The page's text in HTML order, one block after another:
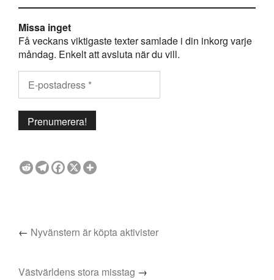
Missa inget
Få veckans viktigaste texter samlade i din inkorg varje
måndag. Enkelt att avsluta när du vill.
← Nyvänstern är köpta aktivister
Västvärldens stora misstag →